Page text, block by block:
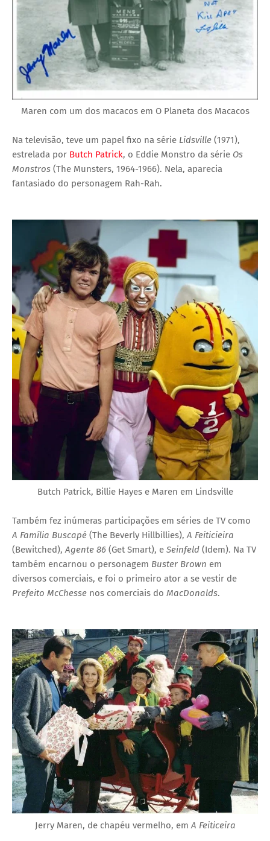
Maren com um dos macacos em O Planeta dos Macacos
Na televisão, teve um papel fixo na série Lidsville (1971),
estrelada por Butch Patrick, o Eddie Monstro da série Os
Monstros (The Munsters, 1964-1966). Nela, aparecia
fantasiado do personagem Rah-Rah.
Butch Patrick, Billie Hayes e Maren em Lindsville
Também fez inúmeras participações em séries de TV como
A Família Buscapé (The Beverly Hillbillies),A Feiticieira
(Bewitched),Agente 86 (Get Smart), e Seinfeld (Idem). Na TV
também encarnou o personagem Buster Brown em
diversos comerciais, e foi o primeiro ator a se vestir de
Prefeito McChesse nos comerciais do MacDonalds.
Jerry Maren, de chapéu vermelho, emA Feiticeira